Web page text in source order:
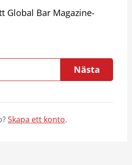
Global Bar Magazine-
Nästa
Skapa ett konto.